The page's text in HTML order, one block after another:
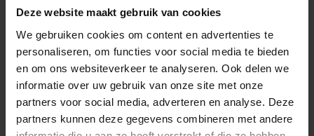
Deze website maakt gebruik van cookies
We gebruiken cookies om content en advertenties te
personaliseren, om functies voor social media te bieden
en om ons websiteverkeer te analyseren. Ook delen we
informatie over uw gebruik van onze site met onze
partners voor social media, adverteren en analyse. Deze
partners kunnen deze gegevens combineren met andere
Accessoires
Trekstangcombinatie, Zwenkwiel met rem
Branche
Laboratoria, Logistiek en opslag, Ziekenhuizen en
klinieken, Zorginstellingen
Branches
Solutions
RVS Werkplekinrichting
Productlijnen
Medische afvalverpakkingen
Infectiepreventie en hygiëne
Septodry
Metro
Zarges
Ons team
Klantcases
Vacatures